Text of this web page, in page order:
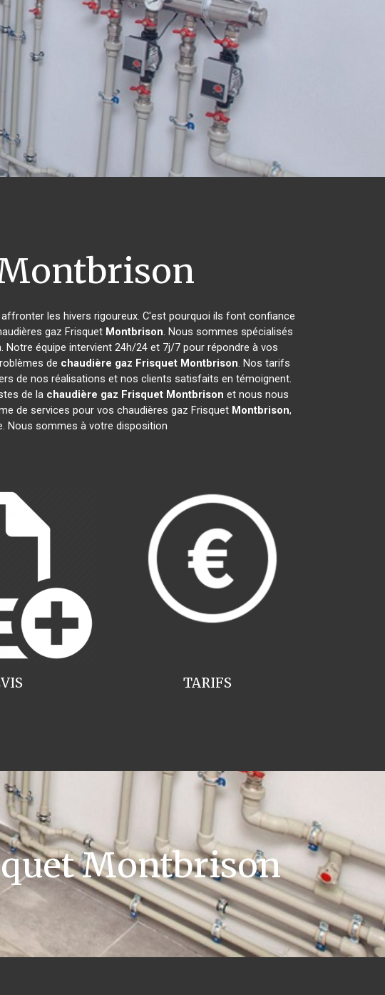
les hivers rigoureux. C'est pourquoi ils font confiance
gaz Frisquet Montbrison. Nous sommes spécialisés
équipe intervient 24h/24 et 7j/7 pour répondre à vos
de chaudière gaz Frisquet Montbrison. Nos tarifs
de nos réalisations et nos clients satisfaits en témoignent.
de la chaudière gaz Frisquet Montbrison et nous nous
de services pour vos chaudières gaz Frisquet Montbrison,
Nous sommes à votre disposition
TARIFS
Montbrison